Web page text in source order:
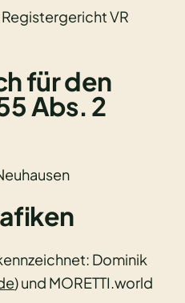
VR
für den
Abs. 2
Dominik
) und MORETTI.world